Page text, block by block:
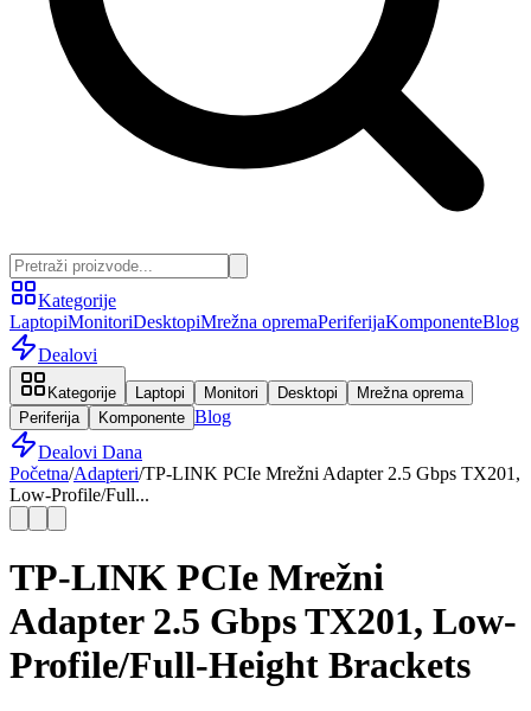
Kategorije
LaptopiMonitoriDesktopiMrežna opremaPeriferijaKomponenteBlog
Dealovi
Kategorije Laptopi Monitori Desktopi
Mrežna oprema
Periferija
Komponente Blog
Dealovi Dana
Početna/Adapteri/TP-LINK PCIe Mrežni Adapter 2.5 Gbps TX201,
Low-Profile/Full...
TP-LINK PCIe Mrežni
Adapter 2.5 Gbps TX201, Low-
Profile/Full-Height Brackets